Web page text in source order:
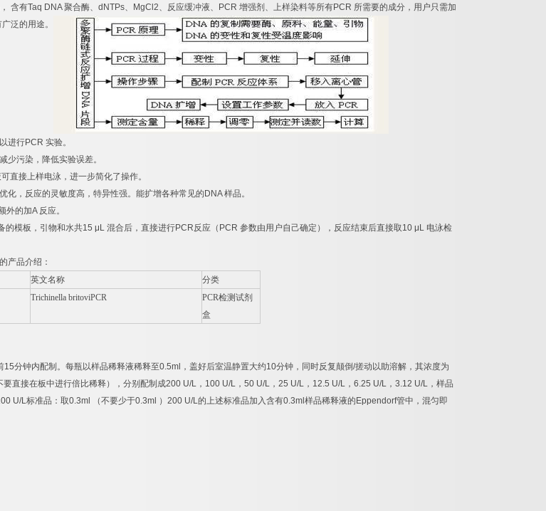
含有Taq DNA聚合酶、 dNTPs、 MgCl2、反应缓冲液、 PCR 增强剂、上样染料等所有PCR 所需要的成分，用户只需加
泛的用途。
进行PCR 实验。
少污染，降低实验误差。
直接上样电泳，进一步简化了操作。
化，反应的灵敏度高，特异性强。能扩增各种常见的 DNA样品。
外的加A 反应。
的模板，引物和水共15 μL 混合后，直接进行PCR反应（ PCR 参数由用户自己确定），反应结束后直接取10 μL 电泳检
的产品介绍：
英文名称
分类
Trichinella britoviPCR PCR检测试剂
盒
15分钟内配制。每瓶以样品稀释液稀释至0.5ml ，盖好后室温静置大约10分钟，同时反复颠倒/搓动以助溶解，其浓度为
要直接在板中进行倍比稀释），分别配制成200 U/L ， 100 U/L ， 50 U/L ， 25 U/L ， 12.5 U/L ， 6.25 U/L ， 3.12 U/L ，样品
U/L标准品：取0.3ml （不要少于0.3ml ） 200 U/L的上述标准品加入含有0.3ml 样品稀释液的 Eppendorf管中，混匀即